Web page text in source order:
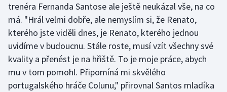
trenéra Fernanda Santose ale ještě neukázal vše, na co
má. "Hrál velmi dobře, ale nemyslím si, že Renato,
kterého jste viděli dnes, je Renato, kterého jednou
uvidíme v budoucnu. Stále roste, musí vzít všechny své
kvality a přenést je na hřiště. To je moje práce, abych
mu v tom pomohl. Připomíná mi skvělého
portugalského hráče Colunu," přirovnal Santos mladíka